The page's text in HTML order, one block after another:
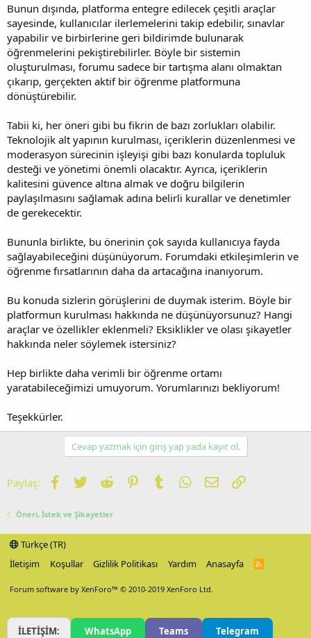
Bunun dışında, platforma entegre edilecek çeşitli araçlar
sayesinde, kullanıcılar ilerlemelerini takip edebilir, sınavlar
yapabilir ve birbirlerine geri bildirimde bulunarak
öğrenmelerini pekiştirebilirler. Böyle bir sistemin
oluşturulması, forumu sadece bir tartışma alanı olmaktan
çıkarıp, gerçekten aktif bir öğrenme platformuna
dönüştürebilir.
Tabii ki, her öneri gibi bu fikrin de bazı zorlukları olabilir.
Teknolojik alt yapının kurulması, içeriklerin düzenlenmesi ve
moderasyon sürecinin işleyişi gibi bazı konularda topluluk
desteği ve yönetimi önemli olacaktır. Ayrıca, içeriklerin
kalitesini güvence altına almak ve doğru bilgilerin
paylaşılmasını sağlamak adına belirli kurallar ve denetimler
de gerekecektir.
Bununla birlikte, bu önerinin çok sayıda kullanıcıya fayda
sağlayabileceğini düşünüyorum. Forumdaki etkileşimlerin ve
öğrenme fırsatlarının daha da artacağına inanıyorum.
Bu konuda sizlerin görüşlerini de duymak isterim. Böyle bir
platformun kurulması hakkında ne düşünüyorsunuz? Hangi
araçlar ve özellikler eklenmeli? Eksiklikler ve olası şikayetler
hakkında neler söylemek istersiniz?
Hep birlikte daha verimli bir öğrenme ortamı
yaratabileceğimizi umuyorum. Yorumlarınızı bekliyorum!
Teşekkürler.
Cevap yazmak için giriş yap yada kayıt ol.
Paylaş: Facebook
TwitterReddit PinterestTumblrWhatsApp
E-postaLink
Öneri, İstek ve Şikayetler
Türkçe (TR)
İletişim
Koşullar Gizlilik Politikası Yardım Anasayfa
R
Forum software by XenForo™ © 2010-2019 XenForo Ltd.
İLETİŞİM: WhatsApp Teams Telegram